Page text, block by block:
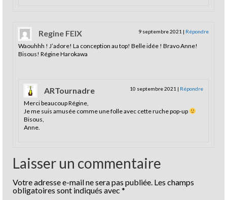
Regine FEIX 9 septembre 2021 | Répondre
Waouhhh ! J’adore! La conception au top! Belle idée ! Bravo Anne!
Bisous! Régine Harokawa
ARTournadre 10 septembre 2021 | Répondre
Merci beaucoup Régine,
Je me suis amusée comme une folle avec cette ruche pop-up
Bisous,
Anne.
Laisser un commentaire
Votre adresse e-mail ne sera pas publiée. Les champs
obligatoires sont indiqués avec *